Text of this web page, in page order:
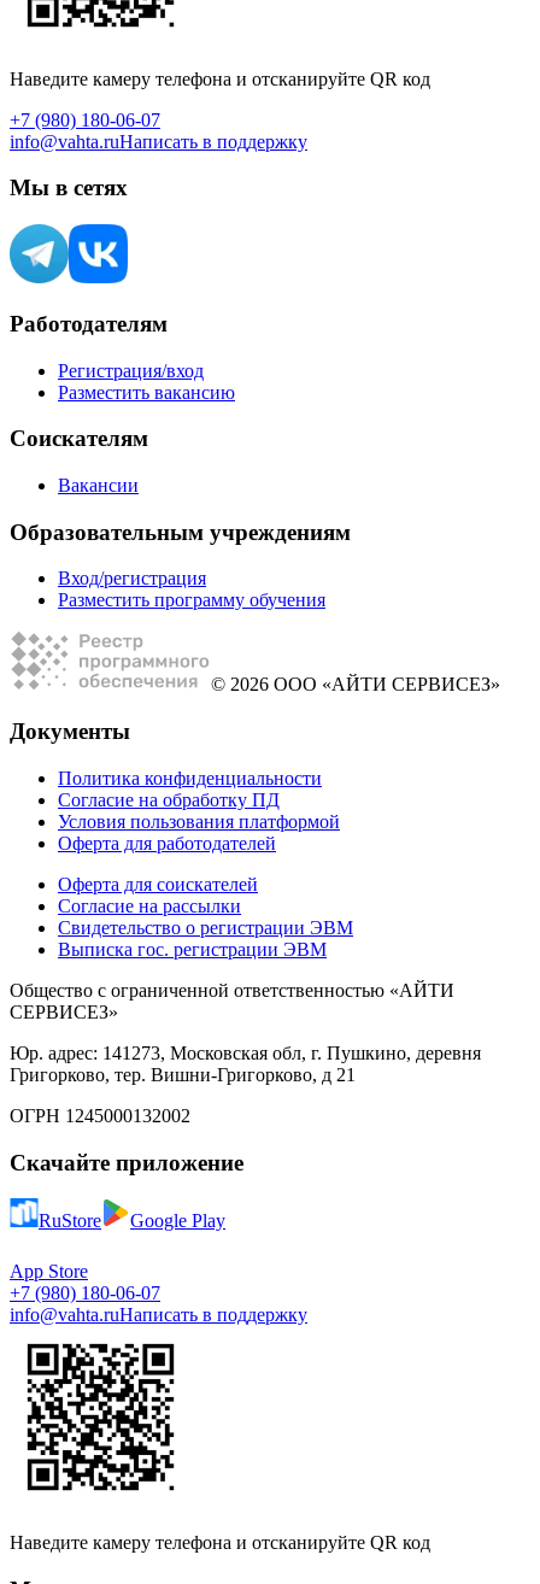
Наведите камеру телефона и отсканируйте QR код
+7 (980) 180-06-07
info@vahta.ruНаписать в поддержку
Мы в сетях
Работодателям
Регистрация/вход
Разместить вакансию
Соискателям
Вакансии
Образовательным учреждениям
Вход/регистрация
Разместить программу обучения
© 2026 ООО «АЙТИ СЕРВИСЕЗ»
Документы
Политика конфиденциальности
Согласие на обработку ПД
Условия пользования платформой
Оферта для работодателей
Оферта для соискателей
Согласие на рассылки
Свидетельство о регистрации ЭВМ
Выписка гос. регистрации ЭВМ
Общество с ограниченной ответственностью «АЙТИ
СЕРВИСЕЗ»
Юр. адрес: 141273, Московская обл, г. Пушкино, деревня
Григорково, тер. Вишни-Григорково, д 21
ОГРН 1245000132002
Скачайте приложение
RuStore Google Play
App Store
+7 (980) 180-06-07
info@vahta.ruНаписать в поддержку
Наведите камеру телефона и отсканируйте QR код